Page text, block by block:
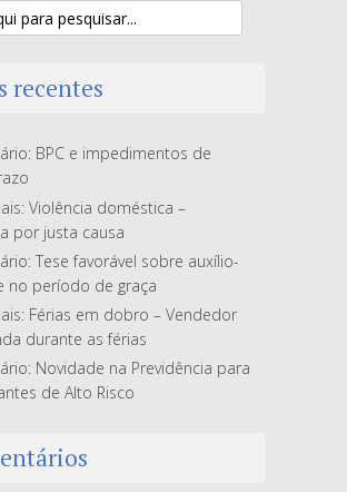
recentes
BPC e impedimentos de
Violência doméstica –
por justa causa
Tese favorável sobre auxílio-
no período de graça
Férias em dobro – Vendedor
durante as férias
Novidade na Previdência para
de Alto Risco